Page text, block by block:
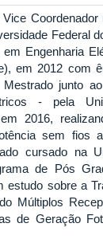
Federal
Engenharia
em 2012 com
junto
- pela
2016,
sem fios
cursado na
de Pós
estudo sobre a
Múltiplos
de Geração